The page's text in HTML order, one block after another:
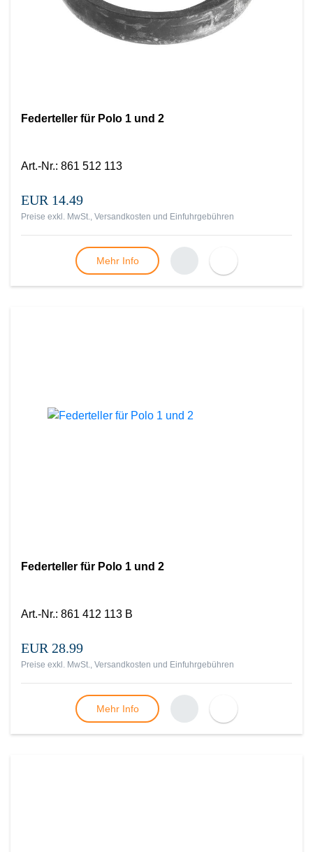
Federteller für Polo 1 und 2
Art.-Nr.: 861 512 113
EUR 14.49
Preise exkl. MwSt., Versandkosten und Einfuhrgebühren
Mehr Info
Federteller für Polo 1 und 2
Art.-Nr.: 861 412 113 B
EUR 28.99
Preise exkl. MwSt., Versandkosten und Einfuhrgebühren
Mehr Info